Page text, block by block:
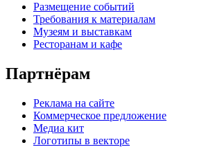
Размещение событий
Требования к материалам
Музеям и выставкам
Ресторанам и кафе
Партнёрам
Реклама на сайте
Коммерческое предложение
Медиа кит
Логотипы в векторе